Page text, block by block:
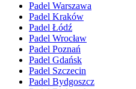
Padel Warszawa
Padel Kraków
Padel Łódź
Padel Wrocław
Padel Poznań
Padel Gdańsk
Padel Szczecin
Padel Bydgoszcz